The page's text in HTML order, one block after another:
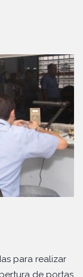
para realizar
de portas